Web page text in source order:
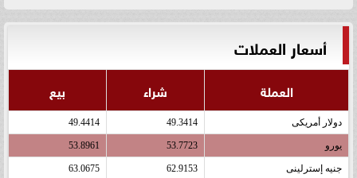
أسعار العملات
العملة شراء بيع
دولار أمريكى 49.3414
49.4414
يورو 53.7723
53.8961
جنيه إسترلينى 62.9153
63.0675